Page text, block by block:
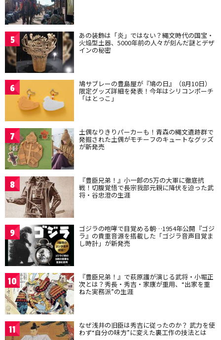
5 あの装飾は「炎」ではない？縄文時代の国宝・
火焔型土器、5000年前の人々が刻んだ謎とデザ
インの秘密
6 鳩サブレーの豊島屋が『鳩の日』（8月10日）
限定グッズ詳細を発表！今年はシリコンポーチ
「はとっこ」
7 土偶なりきりパーカーも！青森の縄文遺跡群で
発掘された土偶がモチーフのキュートなグッズ
が新発売
8 『豊臣兄弟！』小一郎の5万の大軍に徹底抗
戦！切腹覚悟で長宗我部元親に降伏を迫った武
将・谷忠澄の生涯
9 ゴジラの咆哮で目覚める朝…1954年公開『ゴジ
ラ』の貴重音源を搭載した「ゴジラ音声目覚ま
し時計」が新発売
10 『豊臣兄弟！』で萩原護が演じる武将・小堀正
次とは？秀長・秀吉・家康が重用、“出家を重
ねた実務派”の生涯
11 なぜ浅井の旧臣は秀吉に従ったのか？ 武力を使
わず“自分の味方”に変えた裏工作の技法とは